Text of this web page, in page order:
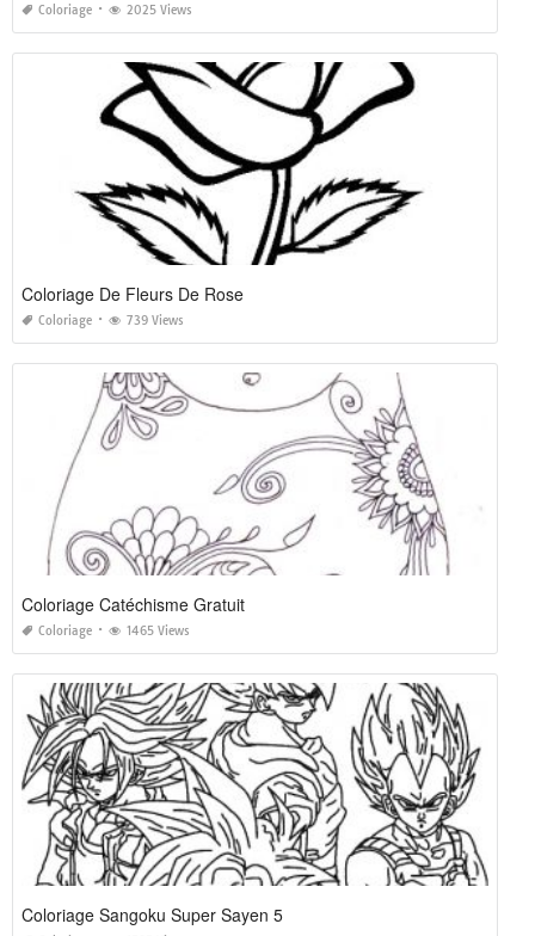
Coloriage 2025 Views
Coloriage De Fleurs De Rose
Coloriage 739 Views
Coloriage Catéchisme Gratuit
Coloriage 1465 Views
Coloriage Sangoku Super Sayen 5